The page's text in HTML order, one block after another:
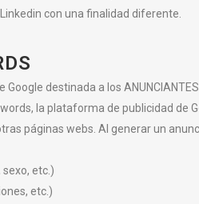
con una finalidad diferente.
destinada a los
la plataforma de publicidad de
páginas webs. Al generar un
etc.)
etc.)